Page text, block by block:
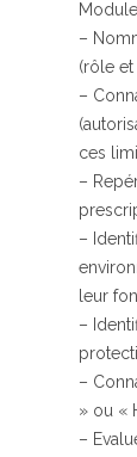
–
(rôle
–
ces
–
–
leur
–
–
» ou «
–